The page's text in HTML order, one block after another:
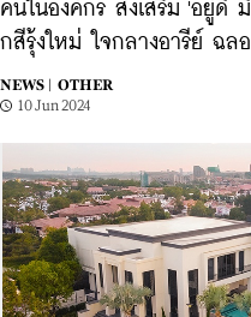
คนในองค์กร ส่งเสริม 'อยู่ดี
กสีรุ้งใหม่ ใจกลางอารีย์ ฉล
NEWS |
OTHER
10 Jun 2024